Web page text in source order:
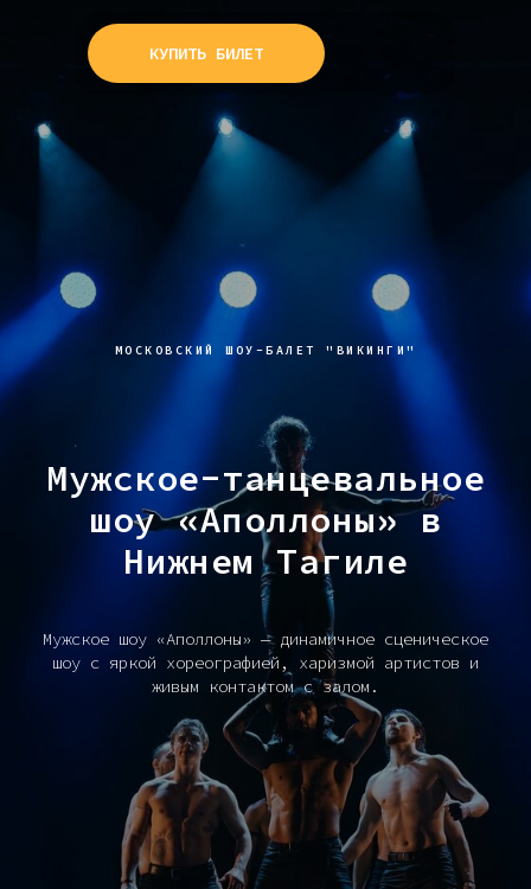
КУПИТЬ БИЛЕТ
МОСКОВСКИЙ ШОУ-БАЛЕТ "ВИКИНГИ"
Мужское-танцевальное
шоу «Аполлоны» в
Нижнем Тагиле
Мужское шоу «Аполлоны» — динамичное сценическое
шоу с яркой хореографией, харизмой артистов и
живым контактом с залом.